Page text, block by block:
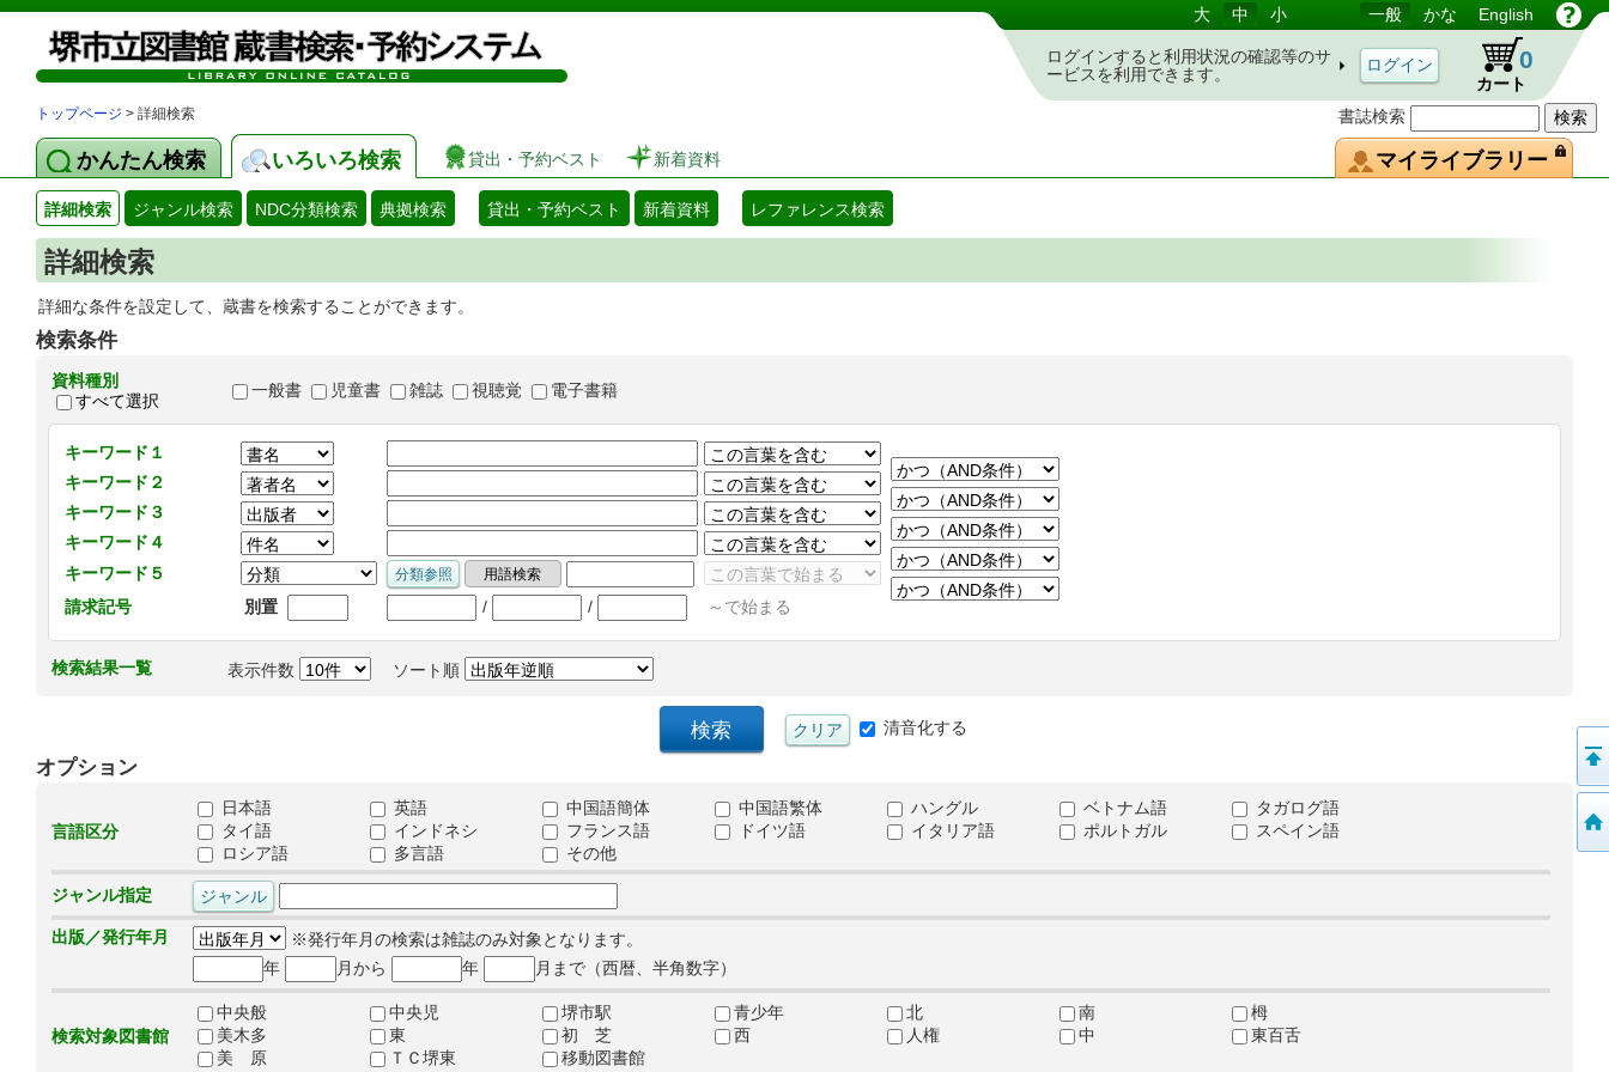
図書館 蔵書検索・予約システム
書誌検索
大 中 小 一般 かな English
ログインすると利用状況の確認等のサ
ービスを利用できます。
カート
0
トップページ > 詳細検索
かんたん検索 いろいろ検索 貸出・予約ベスト 新着資料 マイライブラリー
詳細検索 ジャンル検索 NDC分類検索 典拠検索 貸出・予約ベスト 新着資料 レファレンス検索
詳細検索
詳細な条件を設定して、蔵書を検索することができます。
検索条件
資料種別
すべて選択
一般書 児童書 雑誌 視聴覚 電子書籍
キーワード１
キーワード２
キーワード３
キーワード４
キーワード５
請求記号
別置 / / ～で始まる
検索結果一覧 表示件数 ソート順
清音化する
オプション
言語区分
日本語 英語 中国語簡体 中国語繁体 ハングル ベトナム語
タガログ語
タイ語
インドネシ フランス語 ドイツ語 イタリア語 ポルトガル
スペイン語
ロシア語
多言語 その他
ジャンル指定
出版／発行年月
※発行年月の検索は雑誌のみ対象となります。
年
月から 年 月まで（西暦、半角数字）
検索対象図書館
中央般 中央児 堺市駅 青少年 北 南
栂
美木多
東 初 芝 西 人権 中
東百舌
美 原
ＴＣ堺東 移動図書館